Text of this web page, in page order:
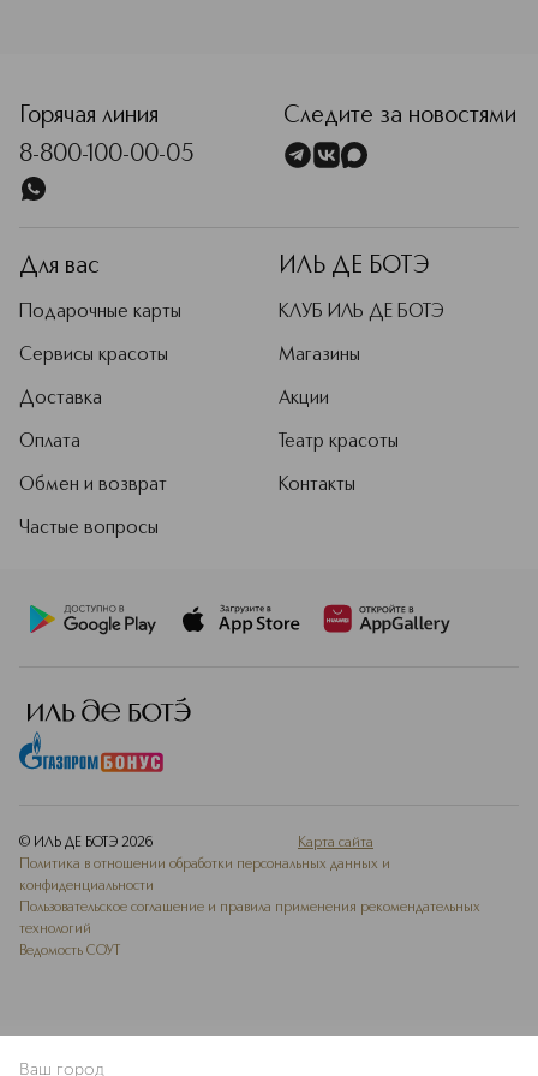
совершенствовать техники макияжа
для разных типов и тонов кожи.
Подробнее
В КОРЗИНУ
Горячая линия
8-800-100-00-05
Следите за новостями
Для вас
Подарочные карты
Сервисы красоты
Доставка
Оплата
Обмен и возврат
Частые вопросы
ИЛЬ ДЕ БОТЭ
КЛУБ ИЛЬ ДЕ БОТЭ
Магазины
Акции
Театр красоты
Контакты
© ИЛЬ ДЕ БОТЭ 2026
Карта сайта
Политика в отношении обработки персональных данных и
конфиденциальности
Пользовательское соглашение и правила применения рекомендательных
технологий
Ведомость СОУТ
Ваш город